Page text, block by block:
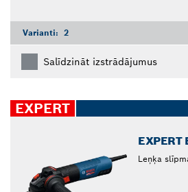
Varianti: 2
Salīdzināt izstrādājumus
EXPERT
EXPERT
Leņķa